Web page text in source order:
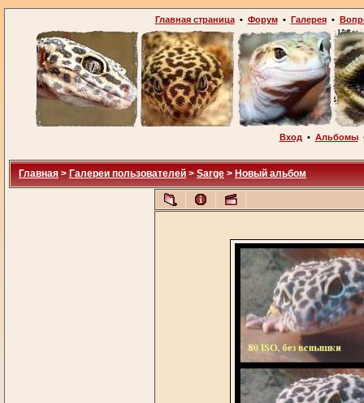
Главная страница• Форум• Галерея•
Вход • Альбомы
Главная > Галереи пользователей > Sarge > Новый альбом